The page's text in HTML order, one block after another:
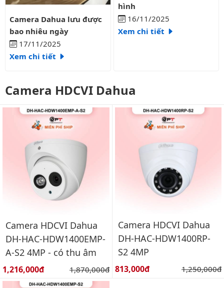
Camera Dahua lưu được bao nhiêu ngày
Camera Dahua lưu được
bao nhiêu ngày
17/11/2025
Xem chi tiết
hình
16/11/2025
Xem chi tiết
Camera HDCVI Dahua
Camera HDCVI Dahua
DH-HAC-HDW1400EMP-
A-S2 4MP - có thu âm
Giá bán:
1,216,000đ Giá gốc:
1,870,000đ
Camera HDCVI Dahua
DH-HAC-HDW1400RP-
S2 4MP
Giá bán:
813,000đ Giá gốc:
1,250,000đ